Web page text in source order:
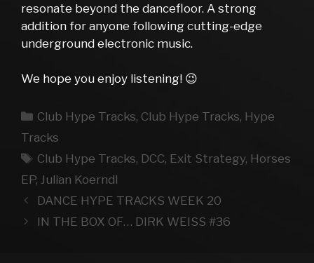
resonate beyond the dancefloor. A strong
addition for anyone following cutting-edge
underground electronic music.
We hope you enjoy listening! 😉
Kategorien
Club Hype Tracks, Club Hype Tracks, Hype
Tracks
Schlagwörter
Club Hype Tracks, DCC, Exit Strategy, Horses
EP, Julian Koerndl
DANCE HYPE TRACKS WEEK 20
IN THE BOX OF… DIRK WEISS #36